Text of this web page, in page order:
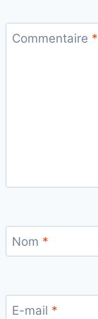
Commentaire *
Nom *
E-mail *